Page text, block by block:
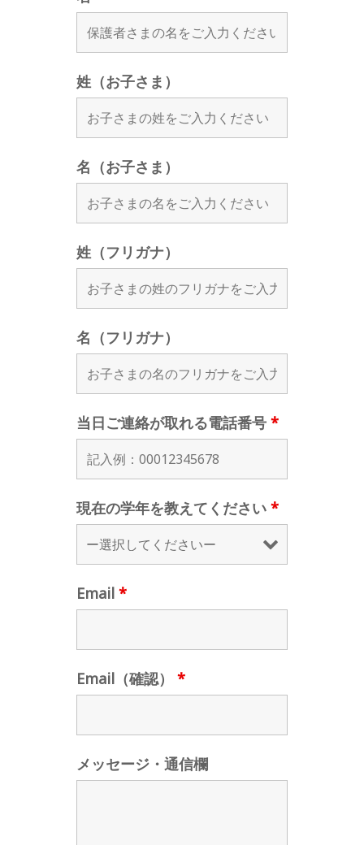
姓（お子さま）
名（お子さま）
姓（フリガナ）
名（フリガナ）
当日ご連絡が取れる電話番号 *
現在の学年を教えてください *
Email *
Email（確認） *
メッセージ・通信欄